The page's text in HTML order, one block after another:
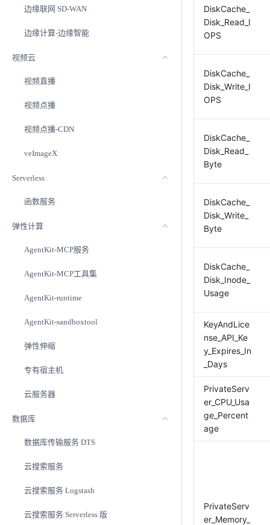
边缘联网 SD-WAN
边缘计算-边缘智能
视频云
视频直播
视频点播
视频点播-CDN
veImageX
Serverless
函数服务
弹性计算
AgentKit-MCP服务
AgentKit-MCP工具集
AgentKit-runtime
AgentKit-sandboxtool
弹性伸缩
专有宿主机
云服务器
数据库
数据库传输服务 DTS
云搜索服务
云搜索服务 Logstash
云搜索服务 Serverless 版
DiskCache_
Disk_Read_I
OPS
DiskCache_
Disk_Write_I
OPS
DiskCache_
Disk_Read_
Byte
DiskCache_
Disk_Write_
Byte
DiskCache_
Disk_Inode_
Usage
KeyAndLice
nse_API_Ke
y_Expires_In
_Days
PrivateServ
er_CPU_Usa
ge_Percent
age
PrivateServ
er_Memory_